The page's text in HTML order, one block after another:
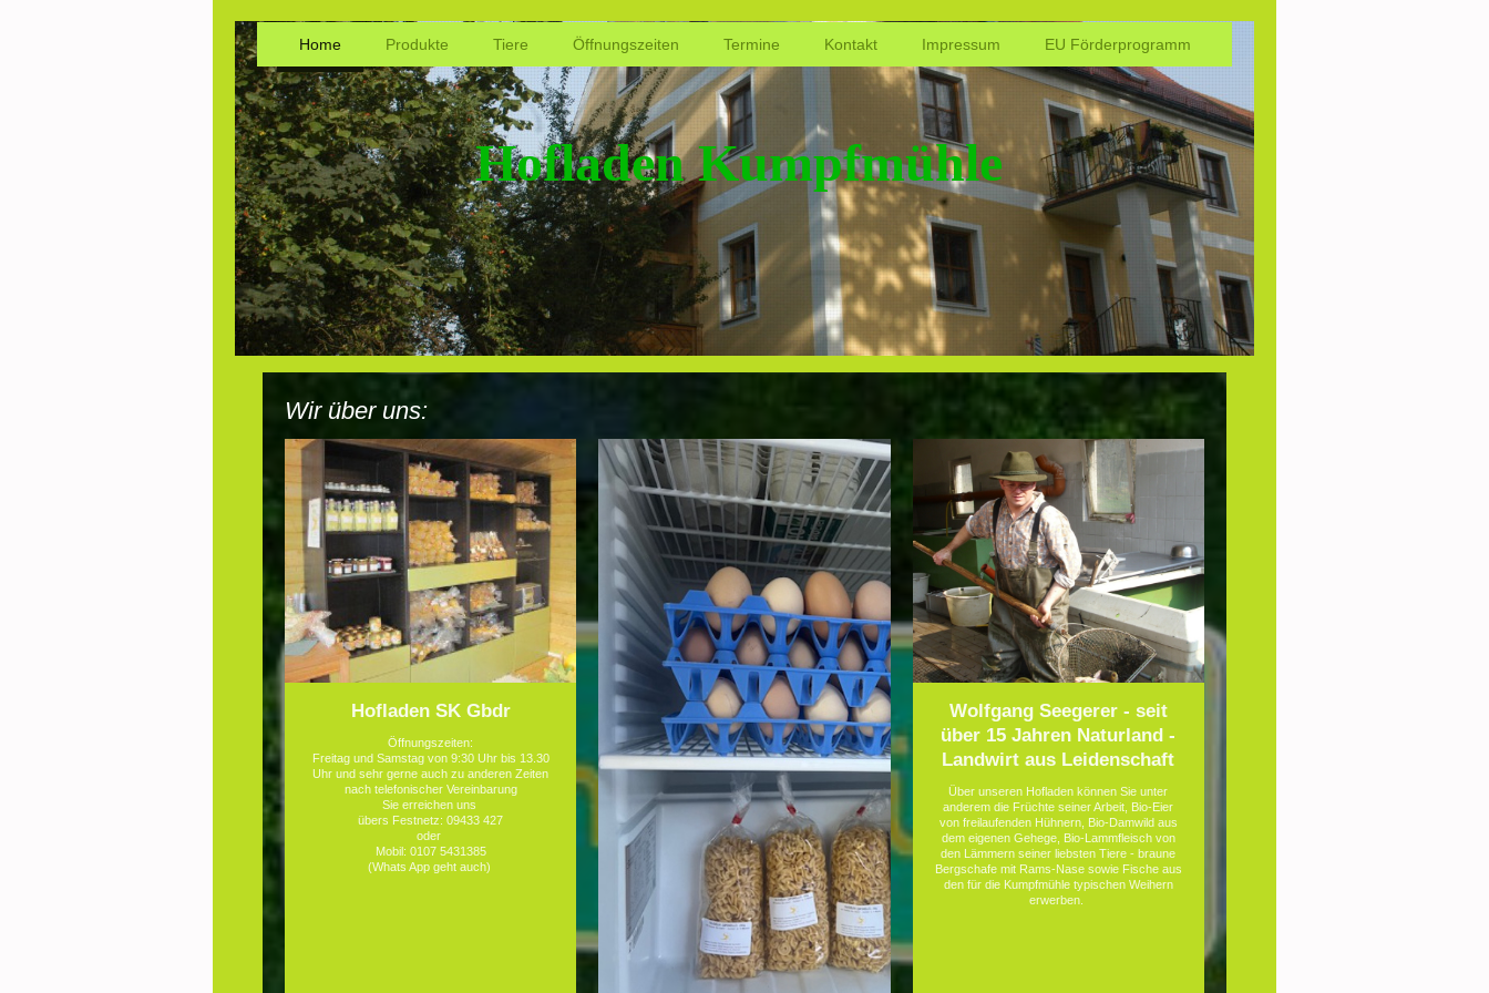
Home Produkte Tiere Öffnungszeiten Termine Kontakt Impressum EU Förderprogramm
Hofladen Kumpfmühle
Wir über uns:
Hofladen SK Gbdr
Öffnungszeiten:
Freitag und Samstag von 9:30 Uhr bis 13.30
Uhr und sehr gerne auch zu anderen Zeiten
nach telefonischer Vereinbarung
Sie erreichen uns
übers Festnetz: 09433 427
oder
Mobil: 0107 5431385
(Whats App geht auch)
Wolfgang Seegerer - seit
über 15 Jahren Naturland -
Landwirt aus Leidenschaft
Über unseren Hofladen können Sie unter
anderem die Früchte seiner Arbeit, Bio-Eier
von freilaufenden Hühnern, Bio-Damwild aus
dem eigenen Gehege, Bio-Lammfleisch von
den Lämmern seiner liebsten Tiere - braune
Bergschafe mit Rams-Nase sowie Fische aus
den für die Kumpfmühle typischen Weihern
erwerben.